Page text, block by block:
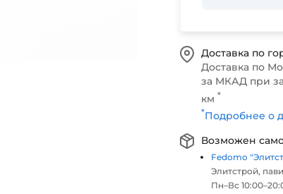
Доставка по
Доставка по
за МКАД при
км *
*Подробнее о
Возможен
Fedomo
Элитстрой,
Пн–Вс